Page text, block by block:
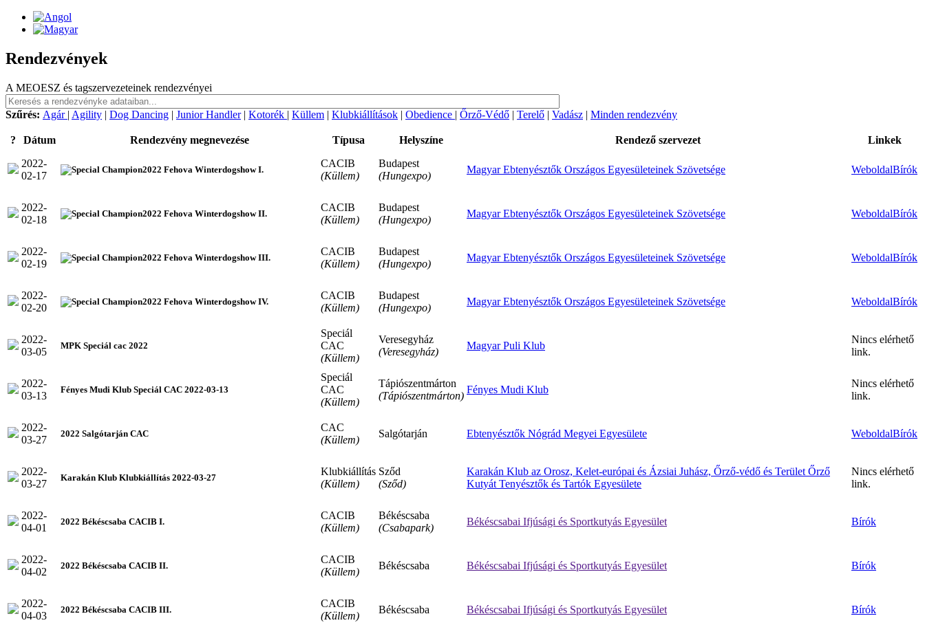
Rendezvények
A MEOESZ és tagszervezeteinek rendezvényei
Szűrés: Agár | Agility | Dog Dancing | Junior Handler| Kotorék | Küllem | Klubkiállítások | Obedience | Őrző-Védő | Terelő | Vadász | Minden rendezvény
? Dátum Rendezvény megnevezése Típusa Helyszíne Rendező szervezet
Linkek
2022-
02-17
2022 Fehova Winterdogshow I.
CACIB
(Küllem)
Budapest
(Hungexpo)
Magyar Ebtenyésztők Országos Egyesületeinek Szövetsége WeboldalBírók
2022-
02-18
2022 Fehova Winterdogshow II.
CACIB
(Küllem)
Budapest
(Hungexpo)
Magyar Ebtenyésztők Országos Egyesületeinek Szövetsége WeboldalBírók
2022-
02-19
2022 Fehova Winterdogshow III.
CACIB
(Küllem)
Budapest
(Hungexpo)
Magyar Ebtenyésztők Országos Egyesületeinek Szövetsége WeboldalBírók
2022-
02-20
2022 Fehova Winterdogshow IV.
CACIB
(Küllem)
Budapest
(Hungexpo)
Magyar Ebtenyésztők Országos Egyesületeinek Szövetsége WeboldalBírók
2022-
03-05
MPK Speciál cac 2022
Speciál
CAC
(Küllem)
Veresegyház
(Veresegyház)
Magyar Puli Klub
Nincs elérhető
link.
2022-
03-13
Fényes Mudi Klub Speciál CAC 2022-03-13
Speciál
CAC
(Küllem)
Tápiószentmárton
(Tápiószentmárton)
Fényes Mudi Klub
Nincs elérhető
link.
2022-
03-27
2022 Salgótarján CAC
CAC
(Küllem)
Salgótarján Ebtenyésztők Nógrád Megyei Egyesülete WeboldalBírók
2022-
03-27
Karakán Klub Klubkiállítás 2022-03-27
Klubkiállítás
(Küllem)
Sződ
(Sződ)
Karakán Klub az Orosz, Kelet-európai és Ázsiai Juhász, Őrző-védő és Terület Őrző
Kutyát Tenyésztők és Tartók Egyesülete
Nincs elérhető
link.
2022-
04-01
2022 Békéscsaba CACIB I.
CACIB
(Küllem)
Békéscsaba
(Csabapark)
Békéscsabai Ifjúsági és Sportkutyás Egyesület Bírók
2022-
04-02
2022 Békéscsaba CACIB II.
CACIB
(Küllem)
Békéscsaba Békéscsabai Ifjúsági és Sportkutyás Egyesület Bírók
2022-
04-03
2022 Békéscsaba CACIB III.
CACIB
(Küllem)
Békéscsaba Békéscsabai Ifjúsági és Sportkutyás Egyesület Bírók